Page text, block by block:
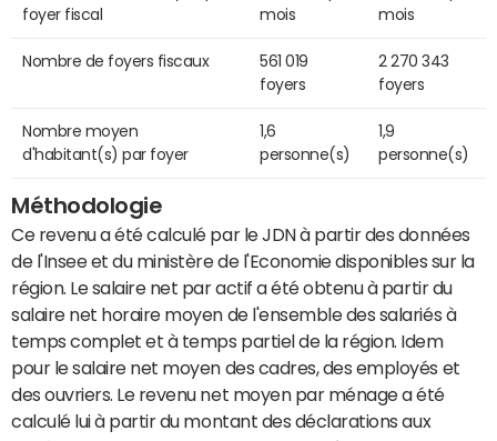
foyer fiscal
mois
mois
Nombre de foyers fiscaux
561 019
foyers
2 270 343
foyers
Nombre moyen
d'habitant(s) par foyer
1,6
personne(s)
1,9
personne(s)
Méthodologie
Ce revenu a été calculé par le JDN à partir des données
de l'Insee et du ministère de l'Economie disponibles sur la
région. Le salaire net par actif a été obtenu à partir du
salaire net horaire moyen de l'ensemble des salariés à
temps complet et à temps partiel de la région. Idem
pour le salaire net moyen des cadres, des employés et
des ouvriers. Le revenu net moyen par ménage a été
calculé lui à partir du montant des déclarations aux